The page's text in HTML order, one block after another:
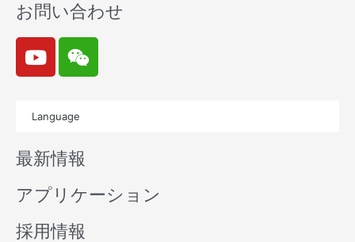
お問い合わせ
Y
o
u
b
e
W
e
i
n
Language
最新情報
アプリケーション
採用情報